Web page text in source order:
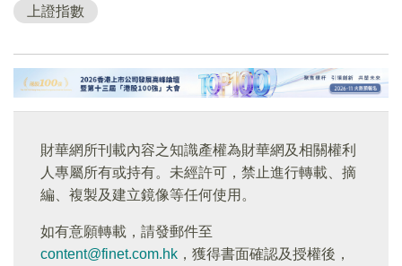
上證指數
財華網所刊載內容之知識產權為財華網及相關權利
人專屬所有或持有。未經許可，禁止進行轉載、摘
編、複製及建立鏡像等任何使用。
如有意願轉載，請發郵件至
content@finet.com.hk ，獲得書面確認及授權後，